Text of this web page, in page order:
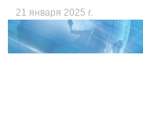
21 января 2025 г.